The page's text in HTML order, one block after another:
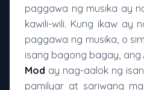
paggawa ng musika ay
kawili-wili. Kung ikaw ay
paggawa ng musika, o
isang bagong bagay, ang
Mod ay nag-aalok ng
pamilyar at sariwang